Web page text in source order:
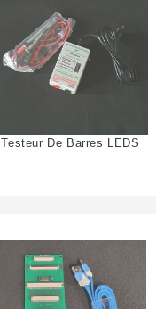
Testeur De Barres LEDS